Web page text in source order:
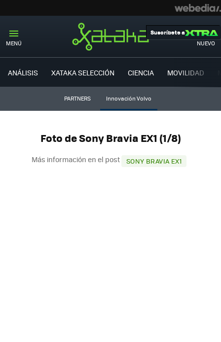
MENÚ NUEVO
Suscríbete a
ANÁLISIS XATAKA SELECCIÓN CIENCIA MOVILIDAD
PARTNERS Innovación Volvo
Foto de Sony Bravia EX1 (1/8)
Más información en el post SONY BRAVIA EX1